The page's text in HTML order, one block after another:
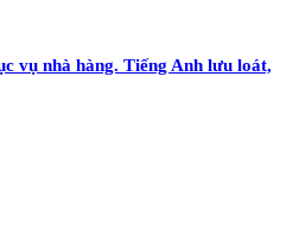
vụ nhà hàng. Tiếng Anh lưu loát,